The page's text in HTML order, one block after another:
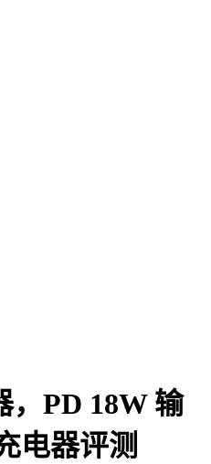
，PD 18W 输
电器评测